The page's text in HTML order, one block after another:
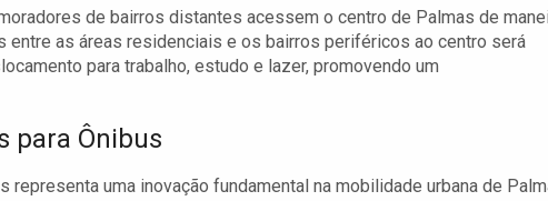
de bairros distantes acessem o centro de Palmas de
entre as áreas residenciais e os bairros periféricos ao centro será
para trabalho, estudo e lazer, promovendo um
para Ônibus
uma inovação fundamental na mobilidade urbana de